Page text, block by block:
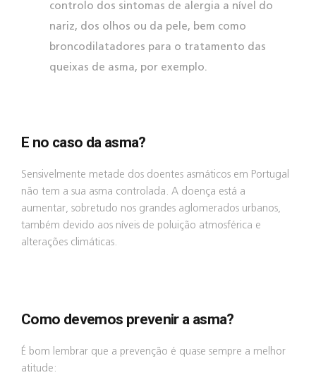
controlo dos sintomas de alergia a nível do
nariz, dos olhos ou da pele, bem como
broncodilatadores para o tratamento das
queixas de asma, por exemplo.
E no caso da asma?
Sensivelmente metade dos doentes asmáticos em Portugal
não tem a sua asma controlada. A doença está a
aumentar, sobretudo nos grandes aglomerados urbanos,
também devido aos níveis de poluição atmosférica e
alterações climáticas.
Como devemos prevenir a asma?
É bom lembrar que a prevenção é quase sempre a melhor
atitude: